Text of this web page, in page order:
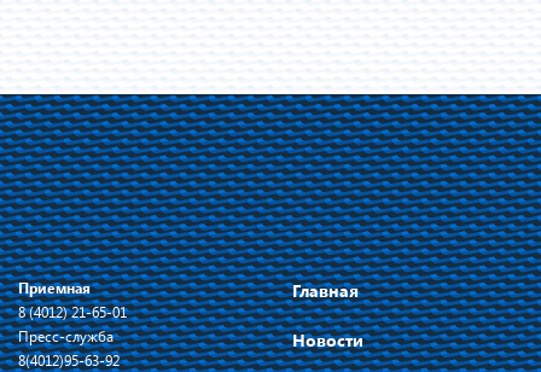
Приемная
8 (4012) 21-65-01
Пресс-служба
8(4012)95-63-92
Главная
Новости